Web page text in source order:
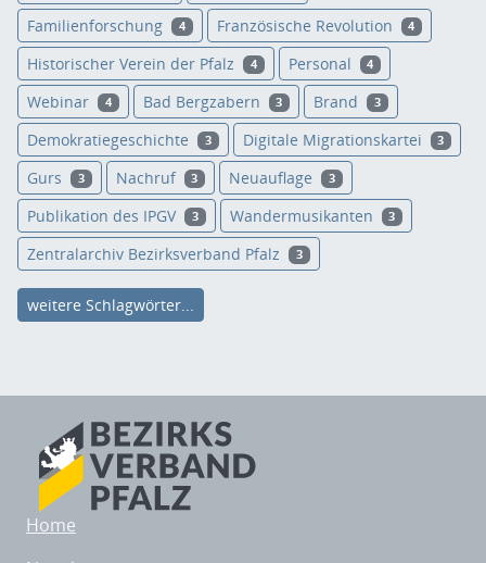
Familienforschung 4 Französische Revolution 4
Historischer Verein der Pfalz 4 Personal 4
Webinar 4 Bad Bergzabern 3 Brand 3
Demokratiegeschichte 3 Digitale Migrationskartei 3
Gurs 3 Nachruf 3 Neuauflage 3
Publikation des IPGV 3 Wandermusikanten 3
Zentralarchiv Bezirksverband Pfalz 3
weitere Schlagwörter...
Home